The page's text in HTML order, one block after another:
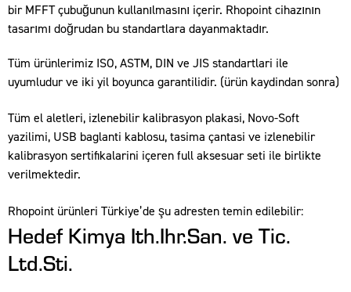
bir MFFT çubuğunun kullanılmasını içerir. Rhopoint cihazının
tasarımı doğrudan bu standartlara dayanmaktadır.
Tüm ürünlerimiz ISO, ASTM, DIN ve JIS standartlari ile
uyumludur ve iki yil boyunca garantilidir. (ürün kaydindan sonra)
Tüm el aletleri, izlenebilir kalibrasyon plakasi, Novo-Soft
yazilimi, USB baglanti kablosu, tasima çantasi ve izlenebilir
kalibrasyon sertifikalarini içeren full aksesuar seti ile birlikte
verilmektedir.
Rhopoint ürünleri Türkiye’de şu adresten temin edilebilir:
Hedef Kimya Ith.Ihr.San. ve Tic.
Ltd.Sti.